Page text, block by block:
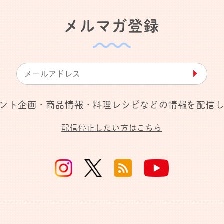
メルマガ登録
▶︎
ト企画・商品情報・料理レシピなどの情報を配信
配信停止したい方はこちら